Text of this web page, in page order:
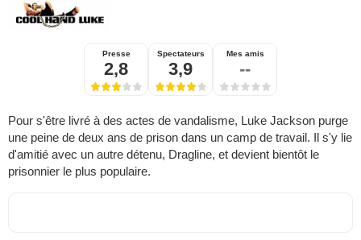
Presse
2,8
Spectateurs
3,9
Mes amis
--
Pour s'être livré à des actes de vandalisme, Luke Jackson purge
une peine de deux ans de prison dans un camp de travail. Il s'y lie
d'amitié avec un autre détenu, Dragline, et devient bientôt le
prisonnier le plus populaire.